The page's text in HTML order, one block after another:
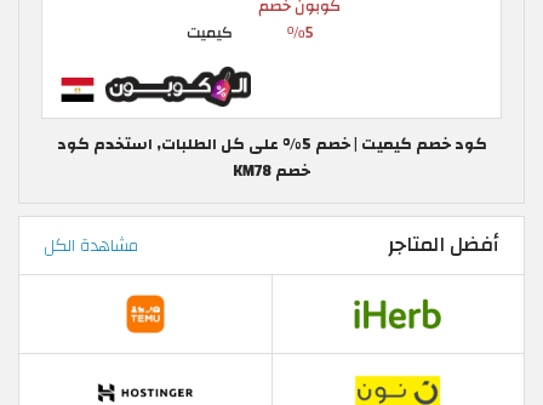
كود خصم كيميت | خصم 5% على كل الطلبات, استخدم كود
خصم KM78
أفضل المتاجر مشاهدة الكل